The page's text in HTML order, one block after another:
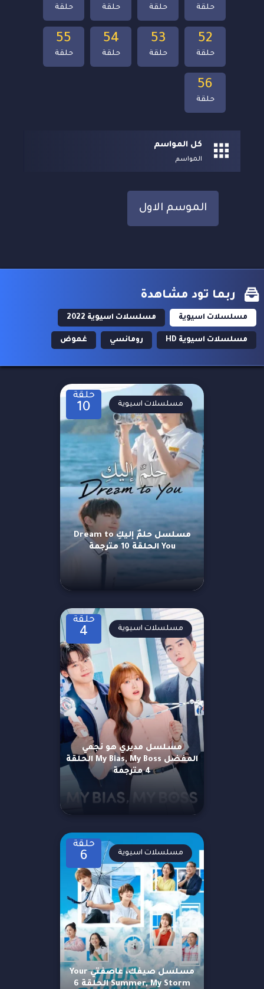
56
حلقة
55
حلقة
54
حلقة
53
حلقة
52
حلقة
حلقة حلقة حلقة حلقة
كل المواسم
المواسم
الموسم الاول
ربما تود مشاهدة
مسلسلات اسيوية مسلسلات اسيوية 2022
مسلسلات اسيوية HD رومانسي غموض
حلقة
10
مسلسل حلمٌ إليكِ Dream to
You الحلقة 10 مترجمة
مسلسلات اسيوية
حلقة
4
مسلسل مديري هو نجمي
المفضل My Bias, My Boss الحلقة
4 مترجمة
مسلسلات اسيوية
حلقة
6
مسلسل صيفك، عاصفتي Your
Summer, My Storm الحلقة 6
مسلسلات اسيوية